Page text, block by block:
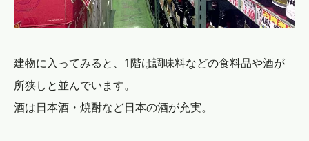
建物に入ってみると、1階は調味料などの食料品や酒が
所狭しと並んでいます。
酒は日本酒・焼酎など日本の酒が充実。